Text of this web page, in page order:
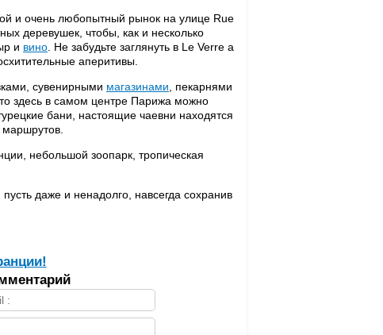
и очень любопытный рынок на улице Rue
деревушек, чтобы, как и несколько
и вино . Не забудьте заглянуть в Le Verre a
аперитивы.
сувенирными магазинами , пекарнями
здесь в самом центре Парижа можно
бани, настоящие чаевни находятся
маршрутов.
небольшой зоопарк, тропическая
даже и ненадолго, навсегда сохранив